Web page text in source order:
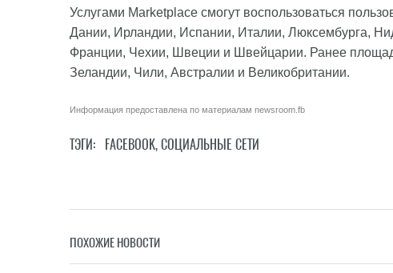
Услугами Marketplace смогут воспользоваться
Дании, Ирландии, Испании, Италии, Люксембурга,
Франции, Чехии, Швеции и Швейцарии. Ранее
Зеландии, Чили, Австралии и Великобритании.
Информация предоставлена по материалам newsroom.fb
ТЭГИ: FACEBOOK,СОЦИАЛЬНЫЕ СЕТИ
ПОХОЖИЕ НОВОСТИ